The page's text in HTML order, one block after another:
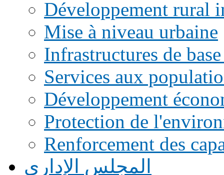
Développement rural
Mise à niveau urbaine
Infrastructures de
Services aux
Développement
Protection de
Renforcement des
المجلس الإداري